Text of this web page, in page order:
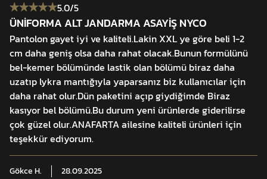
5.0/5
ÜNİFORMA ALT JANDARMA ASAYİŞ NYCO
Pantolon gayet iyi ve kaliteli.Lakin XXL ye göre beli 1-2
cm daha geniş olsa daha rahat olacak.Bunun formülünü
bel-kemer bölümünde lastik olan bölümü biraz daha
uzatıp lykra mantığıyla yaparsanız biz kullanıcılar için
daha rahat olur.Dün paketini açıp giydiğimde Biraz
kasıyor bel bölümü.Bu durum yeni ürünlerde giderilirse
çok güzel olur.ANAFARTA ailesine kaliteli ürünleri için
teşekkür ediyorum.
GökceH. 28.09.2025